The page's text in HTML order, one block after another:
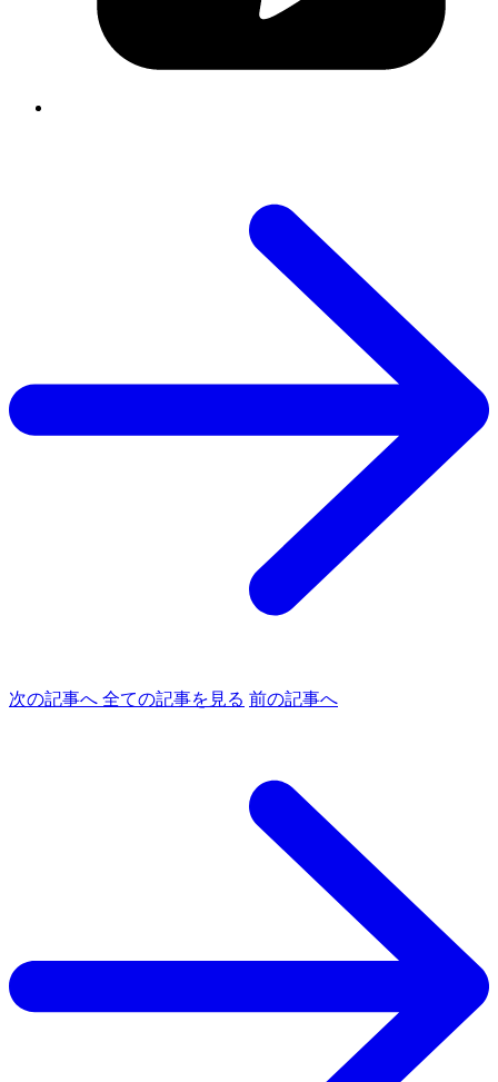
次の記事へ 全ての記事を見る 前の記事へ